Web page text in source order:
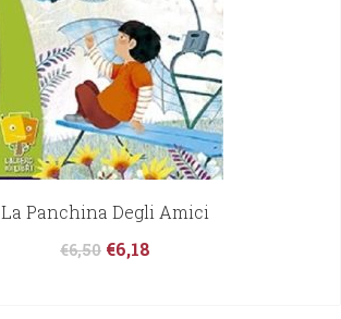
La Panchina Degli Amici
€6,50 €6,18